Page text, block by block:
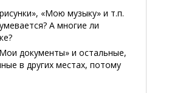
«Мою музыку» и т.п.
А многие ли
документы» и остальные,
в других местах, потому